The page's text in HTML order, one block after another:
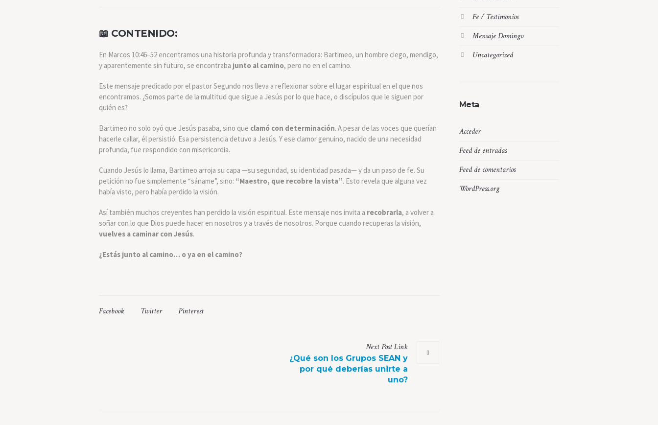
📖 CONTENIDO:
En Marcos 10:46–52 encontramos una historia profunda y transformadora: Bartimeo, un hombre ciego, mendigo,
y aparentemente sin futuro, se encontraba junto al camino, pero no en el camino.
Este mensaje predicado por el pastor Segundo nos lleva a reflexionar sobre el lugar espiritual en el que nos
encontramos. ¿Somos parte de la multitud que sigue a Jesús por lo que hace, o discípulos que le siguen por
quién es?
Bartimeo no solo oyó que Jesús pasaba, sino que clamó con determinación. A pesar de las voces que querían
hacerle callar, él persistió. Esa persistencia detuvo a Jesús. Y ese clamor genuino, nacido de una necesidad
profunda, fue respondido con misericordia.
Cuando Jesús lo llama, Bartimeo arroja su capa —su seguridad, su identidad pasada— y da un paso de fe. Su
petición no fue simplemente “sáname”, sino: “Maestro, que recobre la vista”. Esto revela que alguna vez
había visto, pero había perdido la visión.
Así también muchos creyentes han perdido la visión espiritual. Este mensaje nos invita a recobrarla, a volver a
soñar con lo que Dios puede hacer en nosotros y a través de nosotros. Porque cuando recuperas la visión,
vuelves a caminar con Jesús.
¿Estás junto al camino… o ya en el camino?
Facebook Twitter Pinterest
NextPostLink
¿Qué son los Grupos SEAN y
por qué deberías unirte a
uno?
Fe / Testimonios
Mensaje Domingo
Uncategorized
Meta
Acceder
Feed de entradas
Feed de comentarios
WordPress.org